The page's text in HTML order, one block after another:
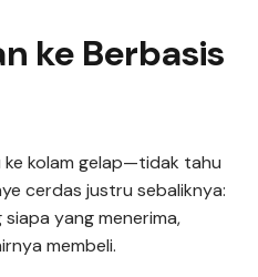
ke Berbasis
kolam gelap—tidak tahu
cerdas justru sebaliknya:
yang menerima,
membeli.